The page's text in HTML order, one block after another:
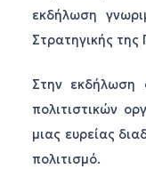
εκδήλωση
Στρατηγικής
Στην εκδήλωση
πολιτιστικών
μιας ευρείας
πολιτισμό.